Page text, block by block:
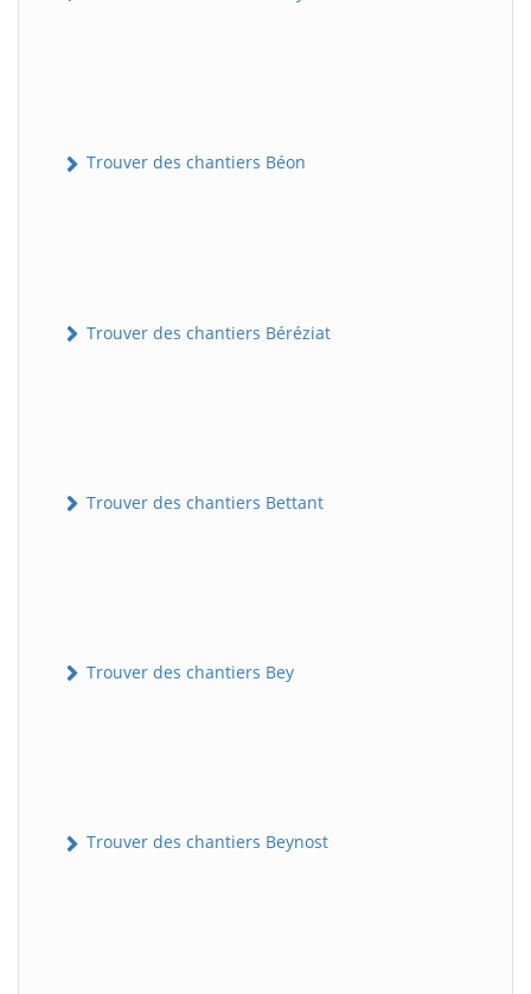
Trouver des chantiers Béon
Trouver des chantiers Béréziat
Trouver des chantiers Bettant
Trouver des chantiers Bey
Trouver des chantiers Beynost